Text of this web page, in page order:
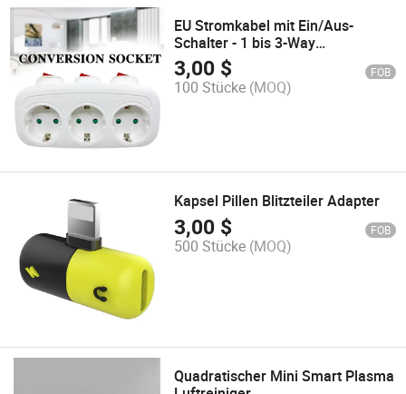
EU Stromkabel mit Ein/Aus-
Schalter - 1 bis 3-Way
Deutschland Standard
Verlängerungsadapter
3,00 $ FOB
100 Stücke (MOQ)
Kapsel Pillen Blitzteiler Adapter
3,00 $ FOB
500 Stücke (MOQ)
Quadratischer Mini Smart Plasma